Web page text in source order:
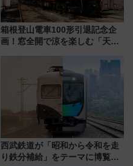
箱根登山電車100形引退記念企
画！窓全開で涼を楽しむ「天然
西武鉄道が「昭和から令和を走
り鉄分補給」をテーマに博覧会